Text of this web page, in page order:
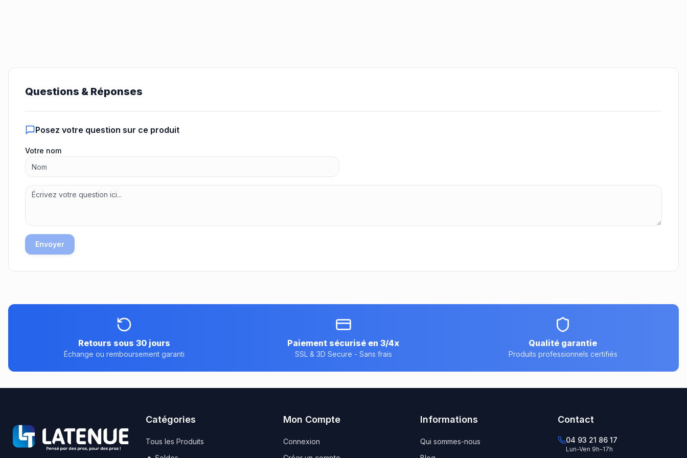
Questions & Réponses
Posez votre question sur ce produit
Votre nom
Envoyer
Retours sous 30 jours
Échange ou remboursement garanti
Paiement sécurisé en 3/4x
SSL & 3D Secure - Sans frais
Qualité garantie
Produits professionnels certifiés
Catégories
Tous les Produits
Mon Compte
Connexion
Informations
Qui sommes-nous
Contact
04 93 21 86 17
Lun-Ven 9h-17h